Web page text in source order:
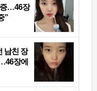
…46장
”
남친 장
장에